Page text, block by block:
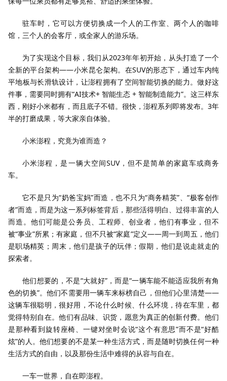
驻车时，它可以方便切换成一个人的工作室、两个人的咖啡
馆，三个人的会客厅，或全家人的游乐场。
为了实现这个目标，我们从2023年年初开始，从头打造了一个
全新的平台架构——小米昆仑架构。在SUV的形态下，通过车内纯
平地板与长滑轨设计，让澎程拥有了空间智能切换的能力。做好这
件事，需要同时拥有“AI技术+ 智能生态 + 智能制造能力”。这三样东
西，刚好小米都有，而且底子不错。很快，澎程系列即将发布。3年
半的打磨成果，等大家亲自体验。
小米澎程，究竟为谁而造？
小米澎程，是一辆大空间SUV，但不是简单的家庭车或商务
车。
它不是只为“奶爸宝妈”而造，也不只为“商务精英”、“极客创作
者”而造，而是为这一系列标签背后，那些活得明白、过得丰富的人
而造。他们可能是公务员、工程师、创业者，他们有事业，但不
被“事业”所累；有家庭，但不只被“家庭”定义——周一到周五，他们
是职场精英；周末，他们是孩子的玩伴；假期，他们是说走就走的
探索者。
他们想要的，不是“大就好”，而是“一辆车能不能适应我所有角
色的切换”。他们不需要用一辆车来标榜自己，但他们心里清楚——
这辆车很聪明，很好用，不论什么时候、什么环境，待在车里，都
觉得特别自在。他们有品味、识货，愿意为真正的创新付费。他们
是那种看到旋转座椅、一键对坐时会说“这个有意思”而不是“好酷
炫”的人。他们想要的不是某一种生活方式，而是随时切换任何一种
生活方式的自由，以及那份生活中难得的从容与自在。
一车一世界，自在即澎程。